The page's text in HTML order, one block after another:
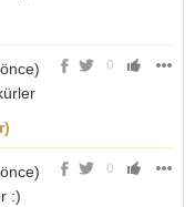
0
)
0
)
:)